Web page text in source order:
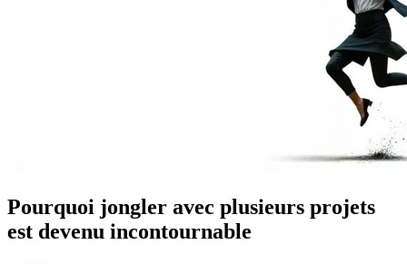
Pourquoi jongler avec plusieurs projets
est devenu incontournable